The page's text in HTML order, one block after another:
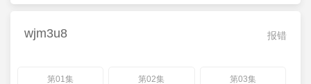
报错
wjm3u8
第01集 第02集 第03集